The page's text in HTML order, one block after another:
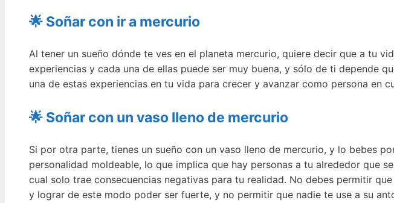
🌟 Soñar con ir a mercurio
Al tener un sueño dónde te ves en el planeta mercurio, quiere decir que a tu
experiencias y cada una de ellas puede ser muy buena, y sólo de ti depende
una de estas experiencias en tu vida para crecer y avanzar como persona en
🌟 Soñar con un vaso lleno de mercurio
Si por otra parte, tienes un sueño con un vaso lleno de mercurio, y lo bebes
personalidad moldeable, lo que implica que hay personas a tu alrededor que
cual solo trae consecuencias negativas para tu realidad. No debes permitir
y lograr de este modo poder ser fuerte, y no permitir que nadie te use a su